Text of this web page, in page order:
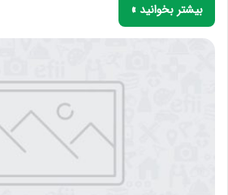
بیشتر بخوانید »